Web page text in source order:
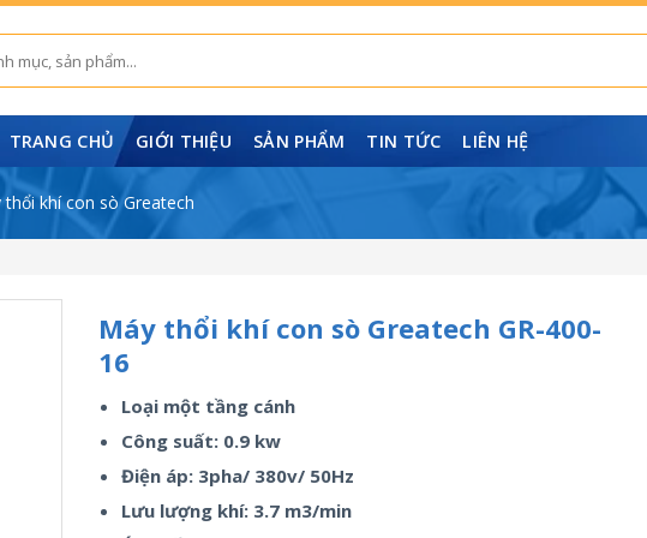
TRANG CHỦ GIỚI THIỆU SẢN PHẨM TIN TỨC LIÊN HỆ
thổi khí con sò Greatech
Máy thổi khí con sò Greatech GR-400-
16
Loại một tầng cánh
Công suất: 0.9 kw
Điện áp: 3pha/ 380v/ 50Hz
Lưu lượng khí: 3.7 m3/min